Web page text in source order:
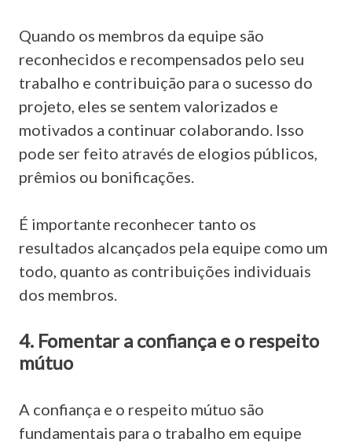
Quando os membros da equipe são
reconhecidos e recompensados pelo seu
trabalho e contribuição para o sucesso do
projeto, eles se sentem valorizados e
motivados a continuar colaborando. Isso
pode ser feito através de elogios públicos,
prêmios ou bonificações.
É importante reconhecer tanto os
resultados alcançados pela equipe como um
todo, quanto as contribuições individuais
dos membros.
4. Fomentar a confiança e o respeito
mútuo
A confiança e o respeito mútuo são
fundamentais para o trabalho em equipe